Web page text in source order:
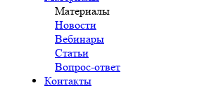
Материалы
Новости
Вебинары
Статьи
Вопрос-ответ
Контакты